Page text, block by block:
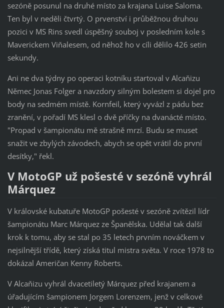
sezóně posunul na druhé místo za krajana Luise Saloma.
Ten byl v neděli čtvrtý. O prvenství i průběžnou druhou
pozici v MS Rins svedl úspěšný souboj v posledním kole s
Maverickem Viňalesem, od něhož ho v cíli dělilo 426 setin
sekundy.
Ani ne dva týdny po operaci kotníku startoval v Alcaňizu
Němec Jonas Folger a navzdory silným bolestem si dojel pro
body na sedmém místě. Kornfeil, který vyvázl z pádu bez
zranění, v pořadí MS klesl o dvě příčky na dvanácté místo.
"Propad v šampionátu mě strašně mrzí. Budu se muset
snažit ve zbylých závodech, abych se opět vrátil do první
desítky," řekl.
V MotoGP už pošesté v sezóně vyhrál
Márquez
V královské kubatuře MotoGP pošesté v sezóně zvítězil lídr
šampionátu Marc Márquez ze Španělska. Udělal tak další
krok k tomu, aby se stal po 35 letech prvním nováčkem v
nejsilnější třídě, který získá titul mistra světa. V roce 1978 to
dokázal Američan Kenny Roberts.
V Alcaňizu vyhrál dvacetiletý Márquez před krajanem a
úřadujícím šampionem Jorgem Lorenzem, jenž v celkové